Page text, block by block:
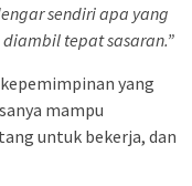
sendiri apa yang
tepat sasaran.”
yang
mampu
untuk bekerja, dan